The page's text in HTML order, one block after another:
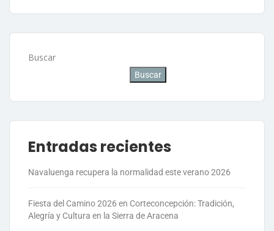
Buscar
Buscar
Entradas recientes
Navaluenga recupera la normalidad este verano 2026
Fiesta del Camino 2026 en Corteconcepción: Tradición,
Alegría y Cultura en la Sierra de Aracena